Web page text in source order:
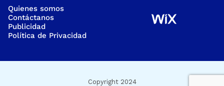
Quienes somos
Contáctanos
Publicidad
Política de Privacidad
Copyright 2024